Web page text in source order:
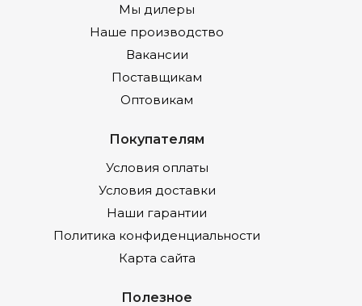
Мы дилеры
Наше производство
Вакансии
Поставщикам
Оптовикам
Покупателям
Условия оплаты
Условия доставки
Наши гарантии
Политика конфиденциальности
Карта сайта
Полезное